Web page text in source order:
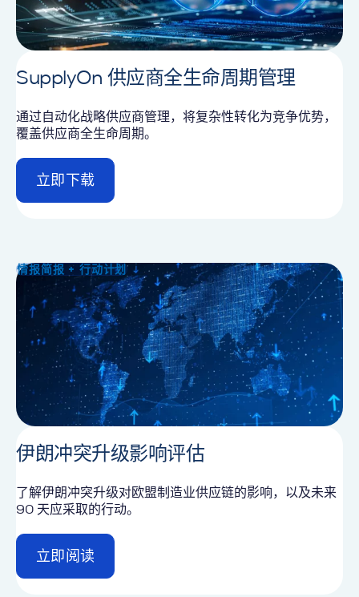
SupplyOn 供应商全生命周期管理
通过自动化战略供应商管理，将复杂性转化为竞争优势，
覆盖供应商全生命周期。
立即下载
d
e
l
情报简报 + 行动计划
伊朗冲突升级影响评估
了解伊朗冲突升级对欧盟制造业供应链的影响，以及未来
90 天应采取的行动。
立即阅读
d
e